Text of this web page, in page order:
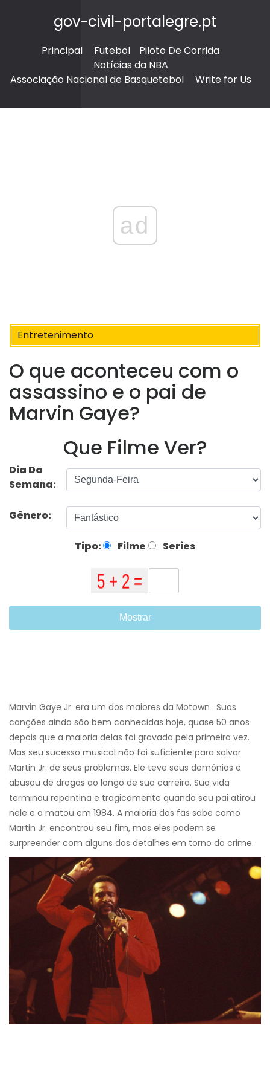
gov-civil-portalegre.pt
Principal Futebol
Piloto De Corrida
Notícias da NBA
Associação Nacional de Basquetebol
Write for Us
ad
Entretenimento
O que aconteceu com o
assassino e o pai de
Marvin Gaye?
Que Filme Ver?
Dia Da
Semana:
Gênero:
Tipo: Filme Series
Mostrar
Marvin Gaye Jr. era um dos maiores da Motown . Suas
canções ainda são bem conhecidas hoje, quase 50 anos
depois que a maioria delas foi gravada pela primeira vez.
Mas seu sucesso musical não foi suficiente para salvar
Martin Jr. de seus problemas. Ele teve seus demônios e
abusou de drogas ao longo de sua carreira. Sua vida
terminou repentina e tragicamente quando seu pai atirou
nele e o matou em 1984. A maioria dos fãs sabe como
Martin Jr. encontrou seu fim, mas eles podem se
surpreender com alguns dos detalhes em torno do crime.